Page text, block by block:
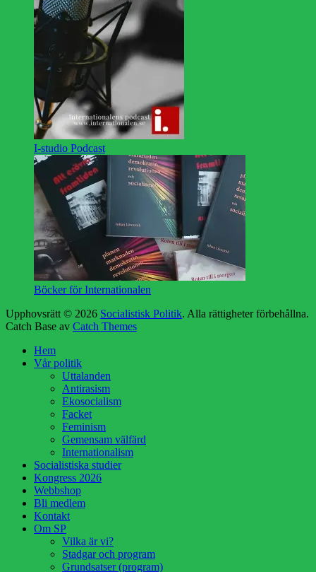
I-studio Podcast
Böcker för Internationalen
Upphovsrätt © 2026 Socialistisk Politik. Alla rättigheter förbehållna.
Catch Base av Catch Themes
Hem
Vår politik
Uttalanden
Antirasism
Ekosocialism
Facket
Feminism
Gemensam välfärd
Internationalism
Socialistiska studier
Kongress 2026
Webbshop
Bli medlem
Kontakt
Om SP
Vilka är vi?
Stadgar och program
Grundsatser (program)